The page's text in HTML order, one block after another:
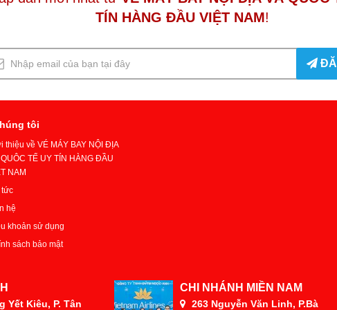
TÍN HÀNG ĐẦU VIỆT NAM!
tôi
thiệu về VÉ MÁY BAY NỘI ĐỊA
TẾ UY TÍN HÀNG ĐẦU
NAM
tức
hệ
khoản sử dụng
sách bảo mật
Yết Kiêu, P. Tân
CHI NHÁNH MIỀN NAM
263 Nguyễn Văn Linh, P.Bà